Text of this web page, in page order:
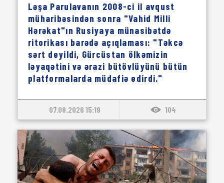
Ləşa Parulavanın 2008-ci il avqust
müharibəsindən sonra "Vahid Milli
Hərəkat"ın Rusiyaya münasibətdə
ritorikası barədə açıqlaması: "Təkcə
sərt deyildi, Gürcüstan ölkəmizin
ləyaqətini və ərazi bütövlüyünü bütün
platformalarda müdafiə edirdi."
07.08.2026 15:19 104